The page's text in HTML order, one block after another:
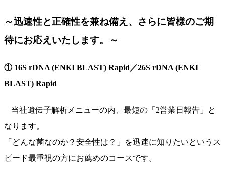
～迅速性と正確性を兼ね備え、さらに皆様のご期
待にお応えいたします。～
① 16S rDNA (ENKI BLAST) Rapid／26S rDNA (ENKI
BLAST) Rapid
当社遺伝子解析メニューの内、最短の「2営業日報告」と
なります。
「どんな菌なのか？安全性は？」を迅速に知りたいというス
ピード最重視の方にお薦めのコースです。